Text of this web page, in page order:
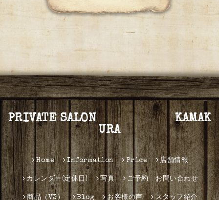
PRIVATE SALON KAMAK
URA
Home Information Price 店舗情報
カレンダー(定休日) 写真 ご予約 お問い合わせ
商品（V3） Blog お客様の声 スタッフ紹介